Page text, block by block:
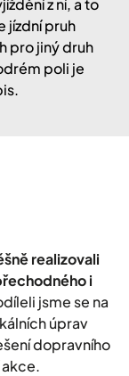
z ní, a to
jízdní pruh
pro jiný druh
poli je
realizovali
i
jsme se na
úprav
dopravního